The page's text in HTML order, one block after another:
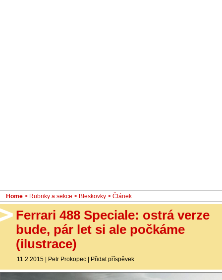
Home > Rubriky a sekce > Bleskovky > Článek
Ferrari 488 Speciale: ostrá verze
bude, pár let si ale počkáme
(ilustrace)
11.2.2015 | Petr Prokopec | Přidat příspěvek